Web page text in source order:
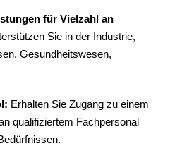
für Vielzahl an
Sie in der Industrie,
Gesundheitswesen,
Erhalten Sie Zugang zu einem
qualifiziertem Fachpersonal